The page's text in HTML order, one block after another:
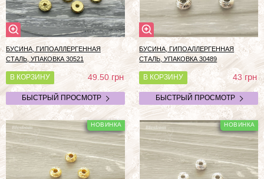
БУСИНА, ГИПОАЛЛЕРГЕННАЯ
СТАЛЬ, УПАКОВКА 30521
В КОРЗИНУ 49.50грн
БЫСТРЫЙ ПРОСМОТР
БУСИНА, ГИПОАЛЛЕРГЕННАЯ
СТАЛЬ, УПАКОВКА 30489
В КОРЗИНУ 43 грн
БЫСТРЫЙ ПРОСМОТР